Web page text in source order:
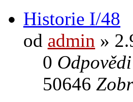
Historie I/48
od admin »
0 Odpovědi
50646